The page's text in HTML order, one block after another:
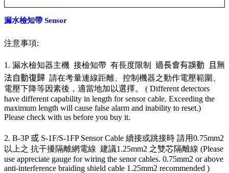
漏水檢知帶 Sensor
注意事項:
1. 漏水檢知器主機 接檢知帶 有長度限制 過長會有誤動 且無
法自動復歸 請在考量連線距離、控制機器之動作電壓範圍、
電壓下降等因素後，適當地加以選擇。 ( Different detectors
have different capability in length for sensor cable. Exceeding the
maximum length will cause false alarm and inability to reset.)
Please check with us before you buy it.
2. B-3P 或 S-1F/S-1FP Sensor Cable 續接或跳接時 請用0.75mm2
以上之 抗干擾隔離網電線 建議1.25mm2 之雙芯隔離線 (Please
use appreciate gauge for wiring the senor cables. 0.75mm2 or above
anti-interference braiding shield cable 1.25mm2 recommended )